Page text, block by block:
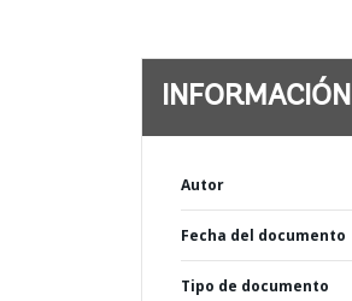
INFORMACIÓN
Autor
Fecha del documento
Tipo de documento